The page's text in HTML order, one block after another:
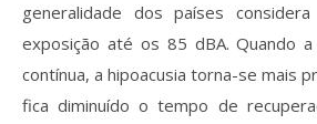
generalidade dos países considera
exposição até os 85 dBA. Quando
contínua, a hipoacusia torna-se mais
fica diminuído o tempo de